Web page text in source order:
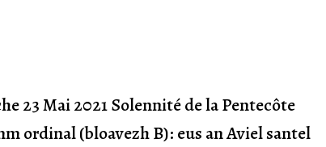
23 Mai 2021 Solennité de la Pentecôte
ordinal (bloavezh B): eus an Aviel santel